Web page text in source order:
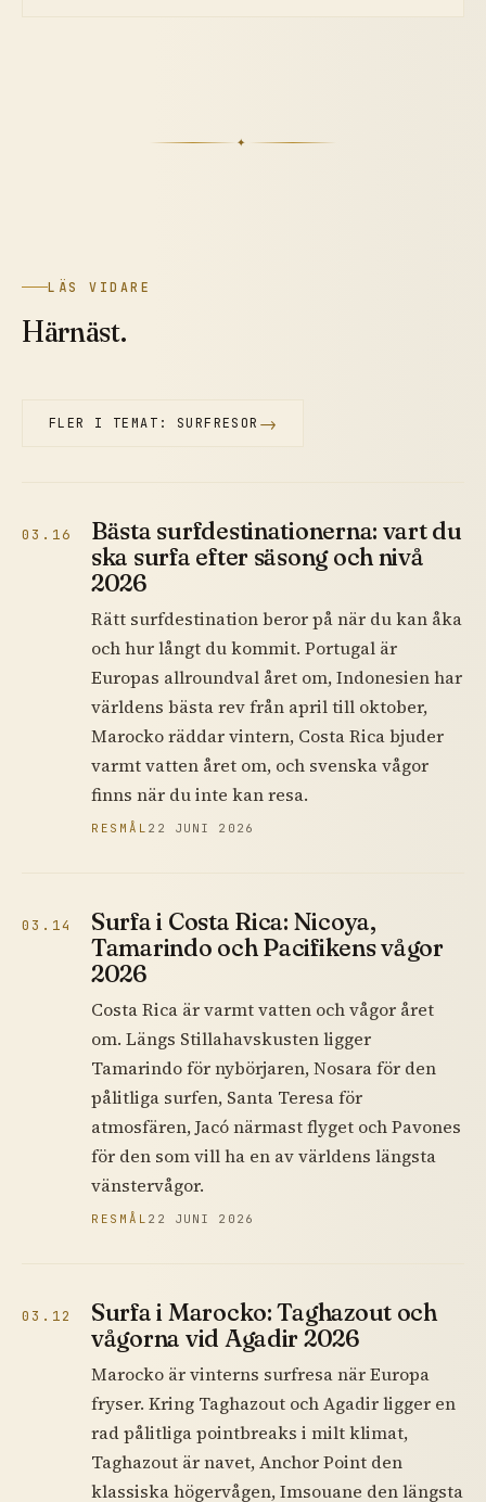
✦
LÄS VIDARE
Härnäst.
FLER I TEMAT: SURFRESOR →
03.16
Bästa surfdestinationerna: vart du
ska surfa efter säsong och nivå
2026
Rätt surfdestination beror på när du kan åka
och hur långt du kommit. Portugal är
Europas allroundval året om, Indonesien har
världens bästa rev från april till oktober,
Marocko räddar vintern, Costa Rica bjuder
varmt vatten året om, och svenska vågor
finns när du inte kan resa.
RESMÅL 22 JUNI 2026
03.14
Surfa i Costa Rica: Nicoya,
Tamarindo och Pacifikens vågor
2026
Costa Rica är varmt vatten och vågor året
om. Längs Stillahavskusten ligger
Tamarindo för nybörjaren, Nosara för den
pålitliga surfen, Santa Teresa för
atmosfären, Jacó närmast flyget och Pavones
för den som vill ha en av världens längsta
vänstervågor.
RESMÅL 22 JUNI 2026
03.12
Surfa i Marocko: Taghazout och
vågorna vid Agadir 2026
Marocko är vinterns surfresa när Europa
fryser. Kring Taghazout och Agadir ligger en
rad pålitliga pointbreaks i milt klimat,
Taghazout är navet, Anchor Point den
klassiska högervågen, Imsouane den längsta